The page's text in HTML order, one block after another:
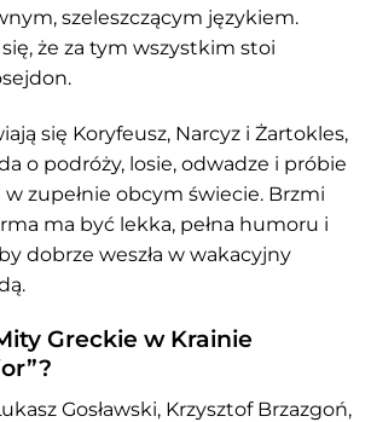
szeleszczącym językiem.
że za tym wszystkim stoi
się Koryfeusz, Narcyz i Żartokles,
o podróży, losie, odwadze i próbie
zupełnie obcym świecie. Brzmi
ma być lekka, pełna humoru i
dobrze weszła w wakacyjny
Greckie w Krainie
Gosławski, Krzysztof Brzazgoń,